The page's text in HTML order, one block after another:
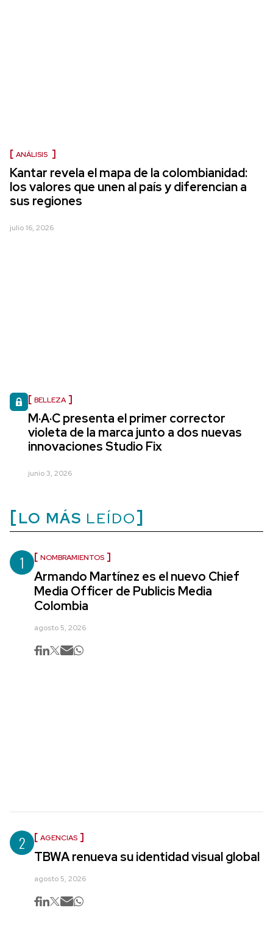
ANÁLISIS
Kantar revela el mapa de la colombianidad:
los valores que unen al país y diferencian a
sus regiones
julio 16, 2026
BELLEZA
M·A·C presenta el primer corrector
violeta de la marca junto a dos nuevas
innovaciones Studio Fix
junio 3, 2026
LO MÁS LEÍDO
1 NOMBRAMIENTOS
Armando Martínez es el nuevo Chief
Media Officer de Publicis Media
Colombia
agosto 5, 2026
2 AGENCIAS
TBWA renueva su identidad visual global
agosto 5, 2026